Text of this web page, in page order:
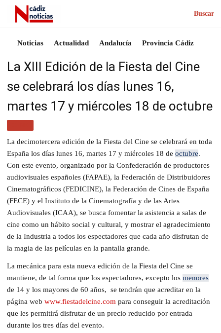
Buscar
Noticias Actualidad Andalucía Provincia Cádiz
La XIII Edición de la Fiesta del Cine
se celebrará los días lunes 16,
martes 17 y miércoles 18 de octubre
La decimotercera edición de la Fiesta del Cine se celebrará en toda
España los días lunes 16, martes 17 y miércoles 18 de octubre.
Con este evento, organizado por la Confederación de productores
audiovisuales españoles (FAPAE), la Federación de Distribuidores
Cinematográficos (FEDICINE), la Federación de Cines de España
(FECE) y el Instituto de la Cinematografía y de las Artes
Audiovisuales (ICAA), se busca fomentar la asistencia a salas de
cine como un hábito social y cultural, y mostrar el agradecimiento
de la Industria a todos los espectadores que cada año disfrutan de
la magia de las películas en la pantalla grande.
La mecánica para esta nueva edición de la Fiesta del Cine se
mantiene, de tal forma que los espectadores, excepto los menores
de 14 y los mayores de 60 años, se tendrán que acreditar en la
página web www.fiestadelcine.com para conseguir la acreditación
que les permitirá disfrutar de un precio reducido por entrada
durante los tres días del evento.